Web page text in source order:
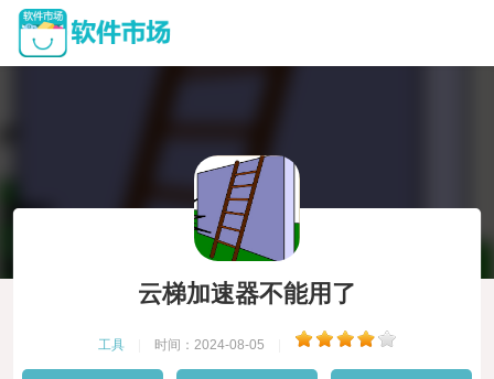
云梯加速器不能用了
工具 时间：2024-08-05